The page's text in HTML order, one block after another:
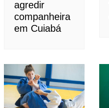
agredir
companheira
em Cuiabá